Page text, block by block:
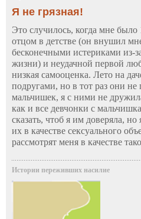
Я не грязная!
Это случилось, когда мне было
отцом в детстве (он внушил
бесконечными истериками из-
жизни) и неудачной первой
низкая самооценка. Лето на
подругами, но в тот раз они
мальчишек, я с ними не
как и все девчонки с
сказать, чтоб я им доверяла, но
их в качестве сексуального
рассмотрят меня в качестве
Истории переживших насилие